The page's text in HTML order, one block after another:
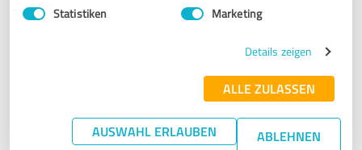
Statistiken Marketing
Details zeigen
ALLE ZULASSEN
AUSWAHL ERLAUBEN ABLEHNEN
SEHR GUT Empfehlung